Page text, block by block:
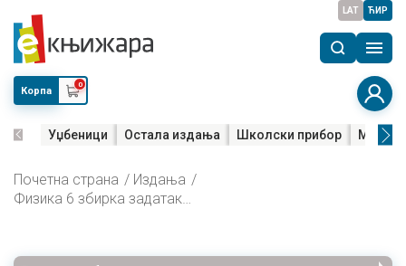
LAT ЋИР
Корпа
0
Уџбеници Остала издања Школски прибор Мала
Почетна страна
Издања
Физика 6 збирка задатака, е-уџбеник – годишња претплата